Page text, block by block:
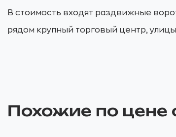
В стоимость входят раздвижные
рядом крупный торговый центр,
Похожие по цене